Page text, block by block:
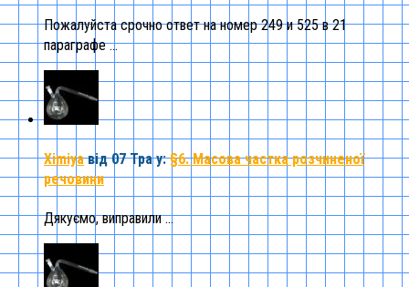
Пожалуйста срочно ответ на номер 249 и 525 в 21
параграфе ...
Ximiya від 07 Трау:§6. Масова частка розчиненої
речовини
Дякуємо, виправили ...